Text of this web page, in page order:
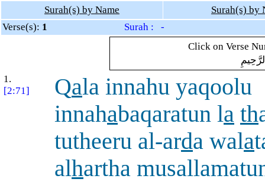
Surah(s) by Name
Surah(s) by
Verse(s): 1
Surah : -
Click on Verse
1.
[2:71]
Qala innahu yaqoolu
innahabaqaratun la th
tutheeru al-arda wala
alhartha